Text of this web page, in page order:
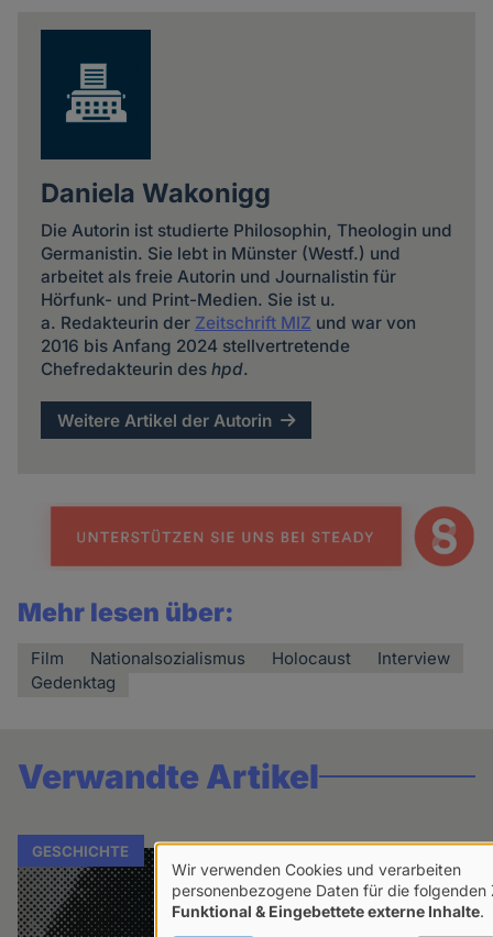
Daniela Wakonigg
Die Autorin ist studierte Philosophin, Theologin und
Germanistin. Sie lebt in Münster (Westf.) und
arbeitet als freie Autorin und Journalistin für
Hörfunk- und Print-Medien. Sie ist u.
a. Redakteurin der Zeitschrift MIZ und war von
2016 bis Anfang 2024 stellvertretende
Chefredakteurin des hpd.
Weitere Artikel der Autorin
Mehr lesen über:
Film Nationalsozialismus Holocaust
Interview
Gedenktag
Verwandte Artikel
GESCHICHTE
Verwendung
von
Wir verwenden Cookies und verarbeiten
personenbezogene Daten für die folgenden
Funktional & Eingebettete externe Inhalte